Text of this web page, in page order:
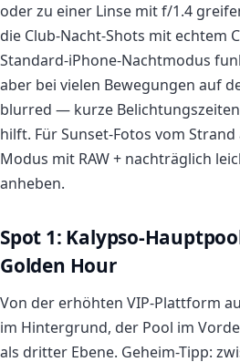
oder zu einer Linse mit f/1.4
die Club-Nacht-Shots mit echtem
Standard-iPhone-Nachtmodus
aber bei vielen Bewegungen auf
blurred — kurze
hilft. Für Sunset-Fotos vom
Modus mit RAW + nachträglich
anheben.
Spot 1: Kalypso-
Golden Hour
Von der erhöhten VIP-Plattform
im Hintergrund, der Pool im
als dritter Ebene. Geheim-Tipp: